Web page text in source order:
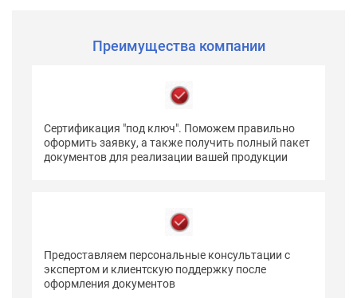
Преимущества компании
Сертификация "под ключ". Поможем правильно
оформить заявку, а также получить полный пакет
документов для реализации вашей продукции
Предоставляем персональные консультации с
экспертом и клиентскую поддержку после
оформления документов